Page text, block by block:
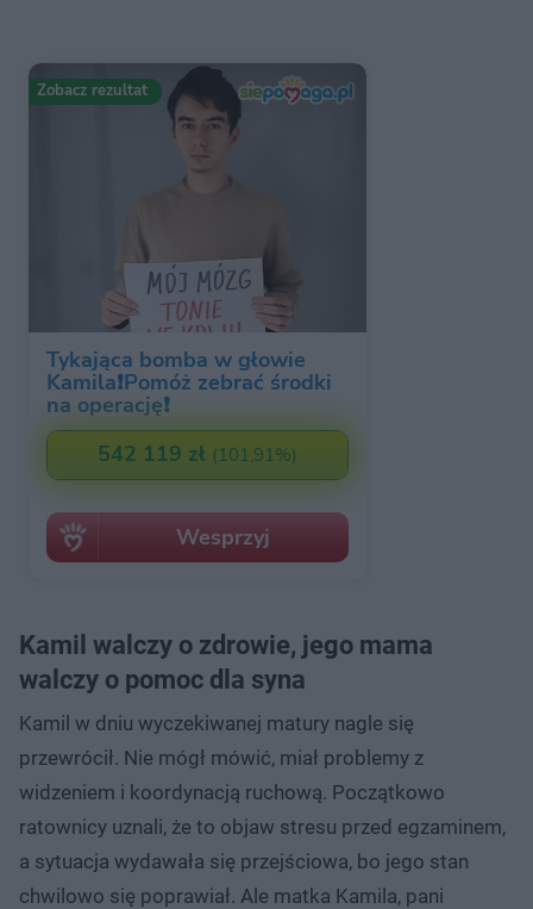
Kamil walczy o zdrowie, jego mama
walczy o pomoc dla syna
Kamil w dniu wyczekiwanej matury nagle się
przewrócił. Nie mógł mówić, miał problemy z
widzeniem i koordynacją ruchową. Początkowo
ratownicy uznali, że to objaw stresu przed egzaminem,
a sytuacja wydawała się przejściowa, bo jego stan
chwilowo się poprawiał. Ale matka Kamila, pani